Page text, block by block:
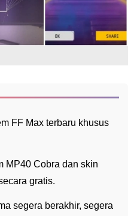
FF Max terbaru khusus
MP40 Cobra dan skin
gratis.
segera berakhir, segera